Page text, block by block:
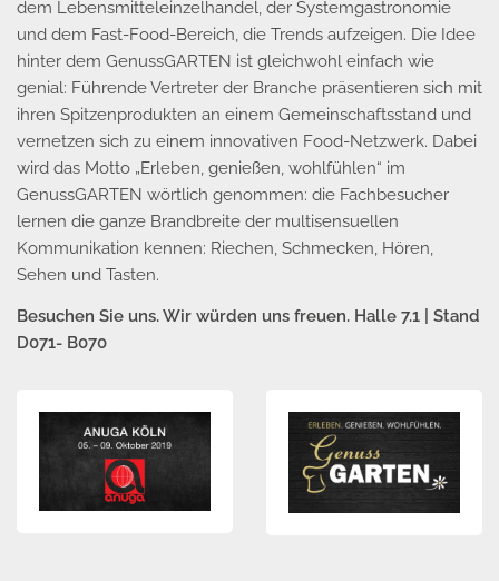
dem Lebensmitteleinzelhandel, der Systemgastronomie
und dem Fast-Food-Bereich, die Trends aufzeigen. Die Idee
hinter dem GenussGARTEN ist gleichwohl einfach wie
genial: Führende Vertreter der Branche präsentieren sich mit
ihren Spitzenprodukten an einem Gemeinschaftsstand und
vernetzen sich zu einem innovativen Food-Netzwerk. Dabei
wird das Motto „Erleben, genießen, wohlfühlen“ im
GenussGARTEN wörtlich genommen: die Fachbesucher
lernen die ganze Brandbreite der multisensuellen
Kommunikation kennen: Riechen, Schmecken, Hören,
Sehen und Tasten.
Besuchen Sie uns. Wir würden uns freuen. Halle 7.1 | Stand
D071- B070